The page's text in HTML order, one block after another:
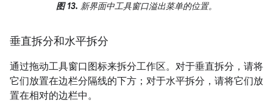
图 13. 新界面中工具窗口溢出菜单的位置。
垂直拆分和水平拆分
通过拖动工具窗口图标来拆分工作区。对于垂直拆分，请将
它们放置在边栏分隔线的下方；对于水平拆分，请将它们放
置在相对的边栏中。